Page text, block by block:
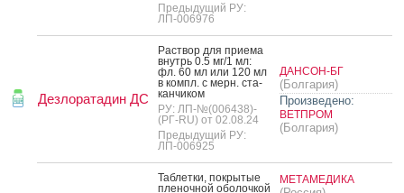
Предыдущий РУ:
ЛП-006976
Дезлоратадин ДС
Рас­твор для при­ема
внутрь 0.5 мг/1 мл:
фл. 60 мл или 120 мл
в компл. с мерн. ста­
кан­чи­ком
РУ: ЛП-№(006438)-
(РГ-RU) от 02.08.24
Предыдущий РУ:
ЛП-006925
ДАНСОН-БГ
(Болгария)
Произведено:
ВЕТПРОМ
(Болгария)
Таб­летки, пок­ры­тые
пле­ноч­ной обо­лоч­кой
МЕТАМЕДИКА